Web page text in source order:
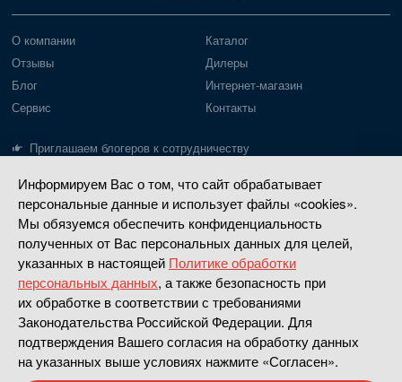
Информируем Вас о том, что сайт обрабатывает
персональные данные и использует файлы «cookies».
Мы обязуемся обеспечить конфиденциальность
полученных от Вас персональных данных для целей,
указанных в настоящей Политике обработки
персональных данных, а также безопасность при
их обработке в соответствии с требованиями
Законодательства Российской Федерации. Для
подтверждения Вашего согласия на обработку данных
на указанных выше условиях нажмите «Согласен».
О компании
Отзывы
Блог
Сервис
Приглашаем блогеров к сотрудничеству
Каталог
Дилеры
Интернет-магазин
Контакты
Лодки Gladiator
Пайольное дно
Надувное дно
РИБ
Моторы Gladiator
Моторы до 20 л.с.
Моторы 30-40 л.с.
Четырехтактные
Насадки водометные
Апривер
Политика конфиденциальности